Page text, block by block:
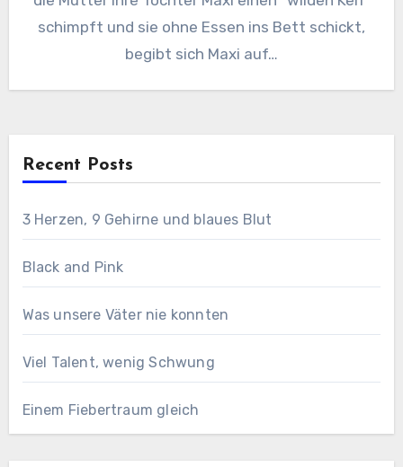
schimpft und sie ohne Essen ins Bett schickt,
begibt sich Maxi auf…
Recent Posts
3 Herzen, 9 Gehirne und blaues Blut
Black and Pink
Was unsere Väter nie konnten
Viel Talent, wenig Schwung
Einem Fiebertraum gleich